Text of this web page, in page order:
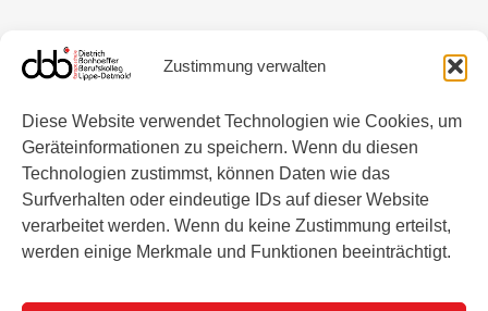
Zustimmung verwalten
Diese Website verwendet Technologien wie Cookies, um
Geräteinformationen zu speichern. Wenn du diesen
Technologien zustimmst, können Daten wie das
Surfverhalten oder eindeutige IDs auf dieser Website
verarbeitet werden. Wenn du keine Zustimmung erteilst,
werden einige Merkmale und Funktionen beeinträchtigt.
Kontakt
Tel.: 05231 608-400
info@dbb-detmold.de
🕒 Bürozeiten
Mo+Mi: 07:30-13:00